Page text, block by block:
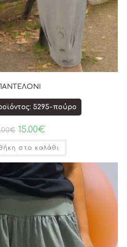
5295-πούρο
€ 15.00€
στο καλάθι